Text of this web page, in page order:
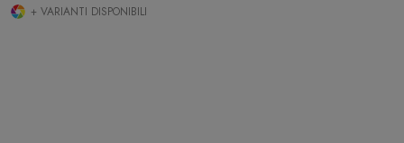
+ VARIANTI DISPONIBILI